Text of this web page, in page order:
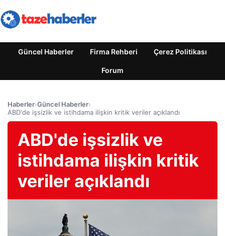
Güncel Haberler Firma Rehberi Çerez Politikası
Forum
Haberler›Güncel Haberler›
ABD'de işsizlik ve istihdama ilişkin kritik veriler açıklandı
ABD'de işsizlik ve
istihdama ilişkin kritik
veriler açıklandı